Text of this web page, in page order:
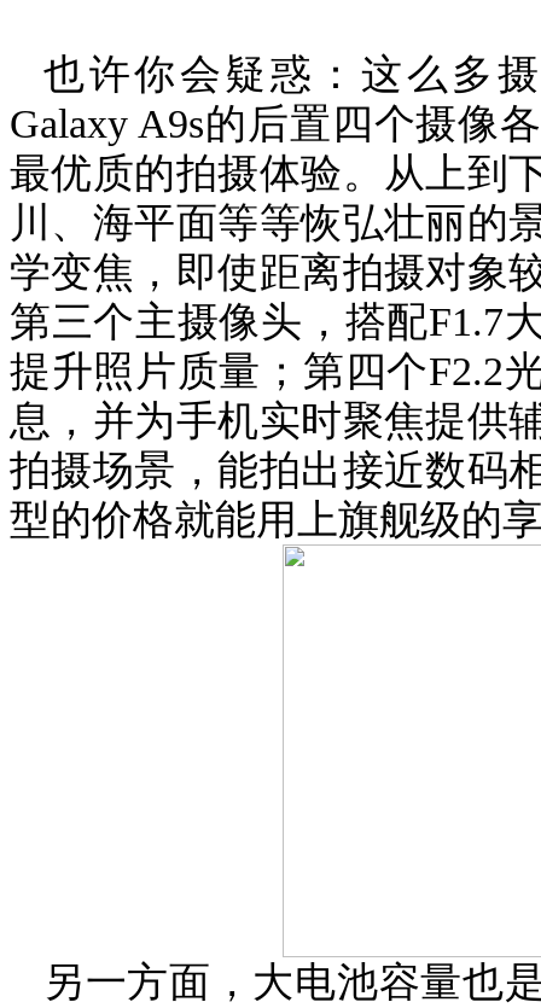
也许你会疑惑：这么多
Galaxy A9s的后置四个摄像
最优质的拍摄体验。从上到
川、海平面等等恢弘壮丽的
学变焦，即使距离拍摄对象
第三个主摄像头，搭配F1.7
提升照片质量；第四个F2.2
息，并为手机实时聚焦提供
拍摄场景，能拍出接近数码
型的价格就能用上旗舰级的
另一方面，大电池容量也